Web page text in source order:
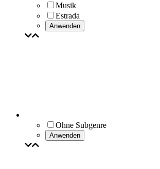
Musik
Estrada
Anwenden
Ohne Subgenre
Anwenden